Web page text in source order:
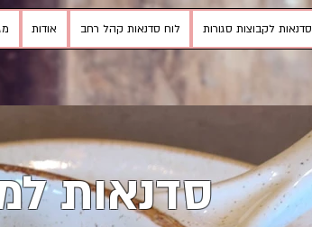
אודות לוח סדנאות קהל רחב סדנאות לקבוצות סגורות
סדנאות